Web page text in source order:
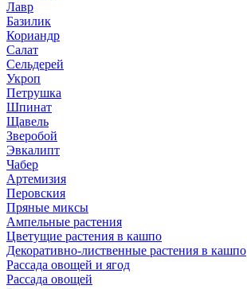
Лавр
Базилик
Кориандр
Салат
Сельдерей
Укроп
Петрушка
Шпинат
Щавель
Зверобой
Эвкалипт
Чабер
Артемизия
Перовския
Пряные миксы
Ампельные растения
Цветущие растения в кашпо
Декоративно-лиственные растения в кашпо
Рассада овощей и ягод
Рассада овощей